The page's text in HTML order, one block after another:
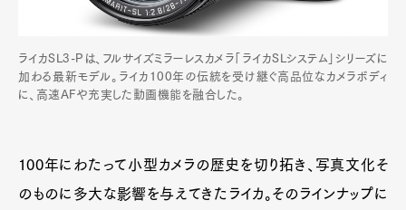
ライカSL3-Pは、フルサイズミラーレスカメラ「ライカSLシステム」シリーズに
加わる最新モデル。ライカ100年の伝統を受け継ぐ高品位なカメラボディ
に、高速AFや充実した動画機能を融合した。
100年にわたって小型カメラの歴史を切り拓き、写真文化そ
のものに多大な影響を与えてきたライカ。そのラインナップに